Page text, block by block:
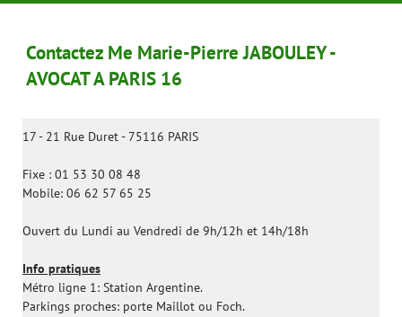
Contactez Me Marie-Pierre JABOULEY -
AVOCAT A PARIS 16
17 - 21 Rue Duret - 75116 PARIS
Fixe : 01 53 30 08 48
Mobile: 06 62 57 65 25
Ouvert du Lundi au Vendredi de 9h/12h et 14h/18h
Info pratiques
Métro ligne 1: Station Argentine.
Parkings proches: porte Maillot ou Foch.